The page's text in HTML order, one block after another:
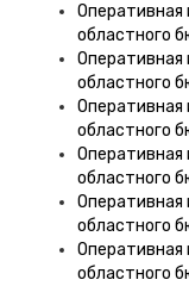
Оперативная
областного
Оперативная
областного
Оперативная
областного
Оперативная
областного
Оперативная
областного
Оперативная
областного